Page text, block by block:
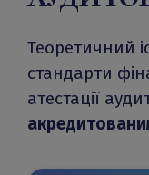
Теоретичний
стандарти
атестації